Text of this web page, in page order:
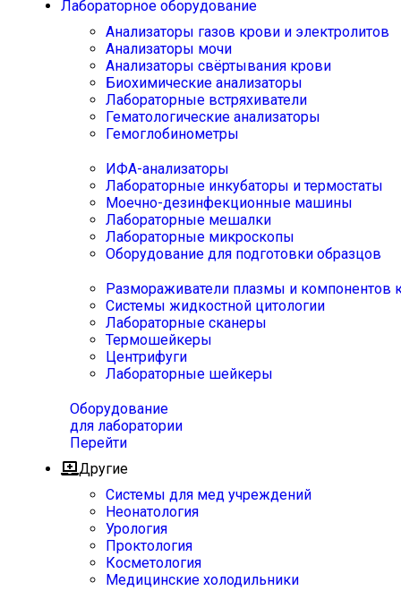
Лабораторное оборудование
Анализаторы газов крови и электролитов
Анализаторы мочи
Анализаторы свёртывания крови
Биохимические анализаторы
Лабораторные встряхиватели
Гематологические анализаторы
Гемоглобинометры
ИФА-анализаторы
Лабораторные инкубаторы и термостаты
Моечно-дезинфекционные машины
Лабораторные мешалки
Лабораторные микроскопы
Оборудование для подготовки образцов
Размораживатели плазмы и компонентов
Системы жидкостной цитологии
Лабораторные сканеры
Термошейкеры
Центрифуги
Лабораторные шейкеры
Оборудование
для лаборатории
Перейти
Другие
Системы для мед учреждений
Неонатология
Урология
Проктология
Косметология
Медицинские холодильники